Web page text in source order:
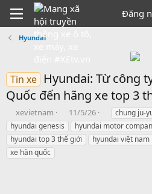
Đăng
Hyundai
Tin xe
Hyundai: Từ công
Quốc đến hãng xe top 3
B
ắ
t
đ
ầ
xevietnam
N
g
à
y
11/5/26
T
h
ẻ
chung ju-
hyundai genesis
hyundai motor
hyundai top 3 thế giới
hyundai việt nam
xe hàn quốc